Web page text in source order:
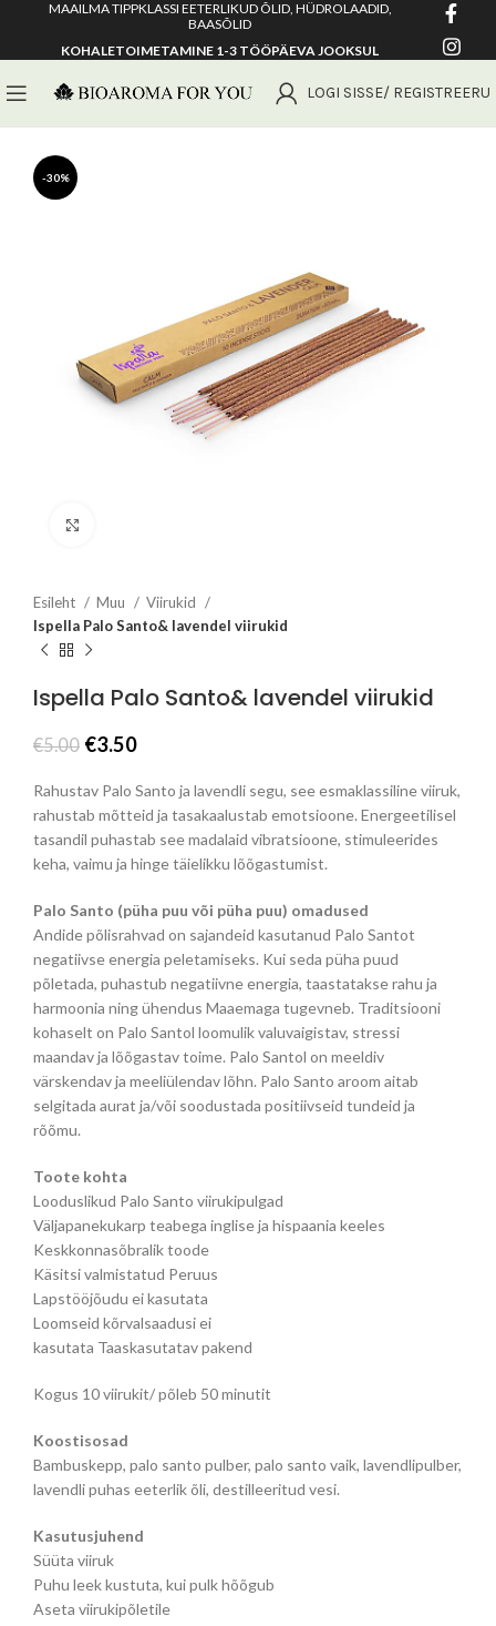
MAAILMA TIPPKLASSI EETERLIKUD ÕLID, HÜDROLAADID,
BAASÕLID
KOHALETOIMETAMINE 1-3 TÖÖPÄEVA JOOKSUL
LOGI SISSE/ REGISTREERU
-30%
Esileht Muu
Viirukid
Ispella Palo Santo& lavendel viirukid
Ispella Palo Santo& lavendel viirukid
€5.00 Algne
oli:
€5.00.
€3.50Praegune
on:
€3.50.
Rahustav Palo Santo ja lavendli segu, see esmaklassiline viiruk,
rahustab mõtteid ja tasakaalustab emotsioone. Energeetilisel
tasandil puhastab see madalaid vibratsioone, stimuleerides
keha, vaimu ja hinge täielikku lõõgastumist.
Palo Santo (püha puu või püha puu) omadused
Andide põlisrahvad on sajandeid kasutanud Palo Santot
negatiivse energia peletamiseks. Kui seda püha puud
põletada, puhastub negatiivne energia, taastatakse rahu ja
harmoonia ning ühendus Maaemaga tugevneb. Traditsiooni
kohaselt on Palo Santol loomulik valuvaigistav, stressi
maandav ja lõõgastav toime. Palo Santol on meeldiv
värskendav ja meeliülendav lõhn. Palo Santo aroom aitab
selgitada aurat ja/või soodustada positiivseid tundeid ja
rõõmu.
Toote kohta
Looduslikud Palo Santo viirukipulgad
Väljapanekukarp teabega inglise ja hispaania keeles
Keskkonnasõbralik toode
Käsitsi valmistatud Peruus
Lapstööjõudu ei kasutata
Loomseid kõrvalsaadusi ei
kasutata Taaskasutatav pakend
Kogus 10 viirukit/ põleb 50 minutit
Koostisosad
Bambuskepp, palo santo pulber, palo santo vaik, lavendlipulber,
lavendli puhas eeterlik õli, destilleeritud vesi.
Kasutusjuhend
Süüta viiruk
Puhu leek kustuta, kui pulk hõõgub
Aseta viirukipõletile